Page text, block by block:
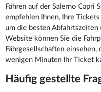
Fähren auf der Salerno Capri
empfehlen Ihnen, Ihre
um die besten
Website können Sie die
Fährgesellschaften
wenigen Minuten Ihr Ticket
Häufig gestellte